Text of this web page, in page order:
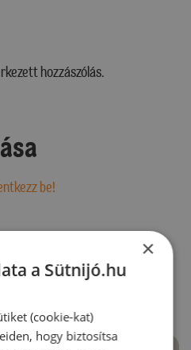
hozzászólás.
be!
×
a Sütnijó.hu
(cookie-kat)
hogy biztosítsa